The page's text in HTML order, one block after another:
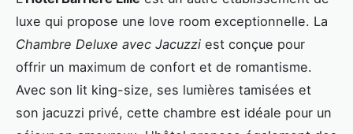
luxe qui propose une love room exceptionnelle. La
Chambre Deluxe avec Jacuzzi est conçue pour
offrir un maximum de confort et de romantisme.
Avec son lit king-size, ses lumières tamisées et
son jacuzzi privé, cette chambre est idéale pour un